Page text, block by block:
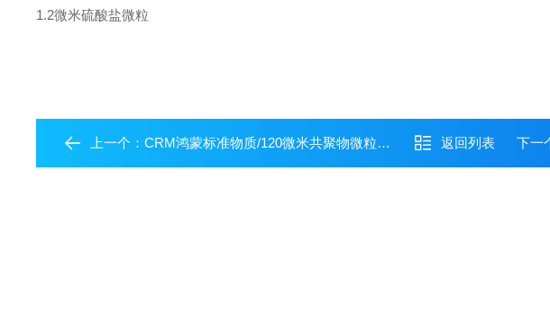
1.2微米硫酸盐微粒
上一个：CRM鸿蒙标准物质/120微米共聚物微粒悬浮液 返回列表 下一